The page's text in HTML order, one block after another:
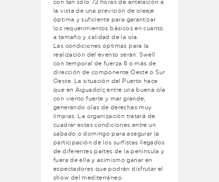
con tan sólo 72 horas de antelación a
la vista de una previsión de oleaje
óptima y suficiente para garantizar
los requerimientos básicos en cuanto
a tamaño y calidad de la ola.
Las condiciones óptimas para la
realización del evento serán: Swell
con temporal de fuerza 6 o más de
dirección de componente Oeste o Sur
Oeste. La situación del Puerto hace
que en Aiguadolç entre una buena ola
con viento fuerte y mar grande,
generando olas de derechas muy
limpias. La organización tratará de
cuadrar estas condiciones entre un
sábado o domingo para asegurar la
participación de los surfistas llegados
de diferentes partes de la península y
fuera de ella y asimismo ganar en
espectadores que podrán disfrutar el
show del mediterráneo.